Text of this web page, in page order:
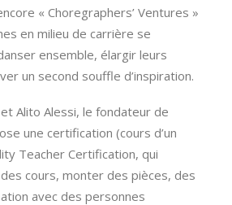
« Choregraphers’ Ventures »
en milieu de carrière se
ensemble, élargir leurs
un second souffle d’inspiration.
Alito Alessi, le fondateur de
une certification (cours d’un
Teacher Certification, qui
cours, monter des pièces, des
avec des personnes